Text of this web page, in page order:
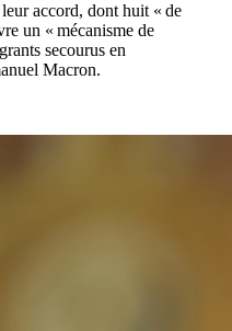
accord, dont huit « de
un « mécanisme de
secourus en
Macron.